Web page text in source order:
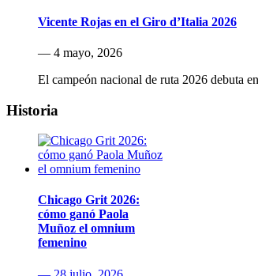
Vicente Rojas en el Giro d’Italia 2026
— 4 mayo, 2026
El campeón nacional de ruta 2026 debuta
Historia
Chicago Grit 2026:
cómo ganó Paola
Muñoz el omnium
femenino